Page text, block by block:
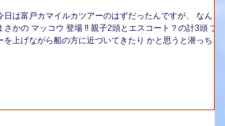
日は富戸カマイルカツアーのはずだったんですが、 なんと
さかの マッコウ 登場 ‼️ 親子2頭とエスコート？の計3頭 ブロ
を上げながら船の方に近づいてきたり かと思うと潜っちゃっ